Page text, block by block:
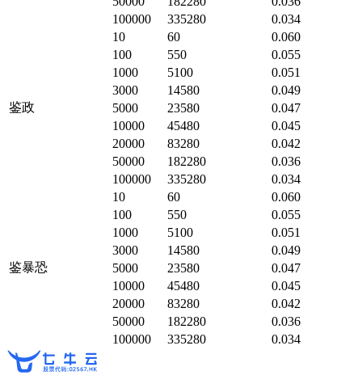
100000
335280 0.034
鉴政
10 60
0.060
100
550
0.055
1000
5100
0.051
3000
14580
0.049
5000
23580
0.047
10000
45480
0.045
20000
83280
0.042
50000
182280
0.036
100000
335280 0.034
鉴暴恐
10 60
0.060
100
550
0.055
1000
5100
0.051
3000
14580
0.049
5000
23580
0.047
10000
45480
0.045
20000
83280
0.042
50000
182280
0.036
100000
335280 0.034